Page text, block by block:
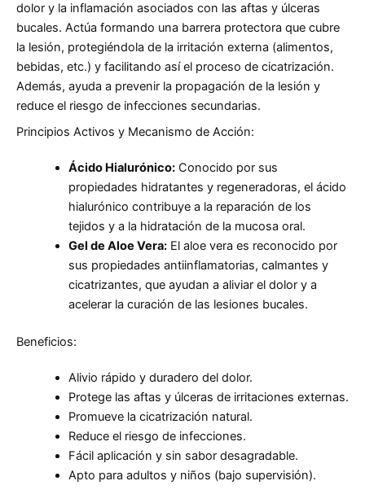
dolor y la inflamación asociados con las aftas y úlceras
bucales. Actúa formando una barrera protectora que cubre
la lesión, protegiéndola de la irritación externa (alimentos,
bebidas, etc.) y facilitando así el proceso de cicatrización.
Además, ayuda a prevenir la propagación de la lesión y
reduce el riesgo de infecciones secundarias.
Principios Activos y Mecanismo de Acción:
Ácido Hialurónico:Conocido por sus
propiedades hidratantes y regeneradoras, el ácido
hialurónico contribuye a la reparación de los
tejidos y a la hidratación de la mucosa oral.
Gel de Aloe Vera:El aloe vera es reconocido por
sus propiedades antiinflamatorias, calmantes y
cicatrizantes, que ayudan a aliviar el dolor y a
acelerar la curación de las lesiones bucales.
Beneficios:
Alivio rápido y duradero del dolor.
Protege las aftas y úlceras de irritaciones externas.
Promueve la cicatrización natural.
Reduce el riesgo de infecciones.
Fácil aplicación y sin sabor desagradable.
Apto para adultos y niños (bajo supervisión).